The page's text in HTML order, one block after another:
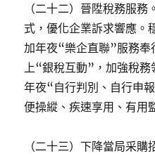
（二十二）晉陞稅務服
式，優化企業訴求響應。
加年夜“樂企直聯”服務
上“銀稅互動”，加強稅
年夜“自行判別、自行申
便操縱、疾速享用、有用
（二十三）下降當局采